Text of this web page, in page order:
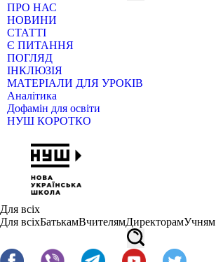
ПРО НАС
НОВИНИ
СТАТТІ
Є ПИТАННЯ
ПОГЛЯД
ІНКЛЮЗІЯ
МАТЕРІАЛИ ДЛЯ УРОКІВ
Аналітика
Дофамін для освіти
НУШ КОРОТКО
Для всіх
Для всіхБатькамВчителямДиректорамУчням